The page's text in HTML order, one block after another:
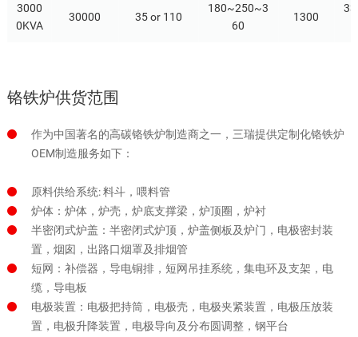
3000
0KVA
30000 35 or 110
180~250~3
60
1300
铬铁炉供货范围
作为中国著名的高碳铬铁炉制造商之一，三瑞提供定制化铬铁炉
OEM制造服务如下：
原料供给系统: 料斗，喂料管
炉体：炉体，炉壳，炉底支撑梁，炉顶圈，炉衬
半密闭式炉盖：半密闭式炉顶，炉盖侧板及炉门，电极密封装
置，烟囱，出路口烟罩及排烟管
短网：补偿器，导电铜排，短网吊挂系统，集电环及支架，电
缆，导电板
电极装置：电极把持筒，电极壳，电极夹紧装置，电极压放装
置，电极升降装置，电极导向及分布圆调整，钢平台